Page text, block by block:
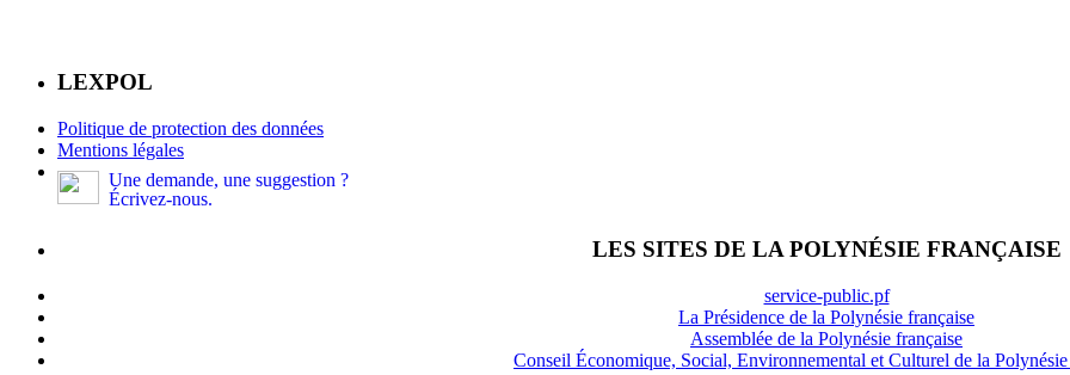
LEXPOL
Politique de protection des données
Mentions légales
Une demande, une suggestion ?
Écrivez-nous.
LES SITES DE LA POLYNÉSIE FRANÇAISE
service-public.pf
La Présidence de la Polynésie française
Assemblée de la Polynésie française
Conseil Économique, Social, Environnemental et Culturel de la